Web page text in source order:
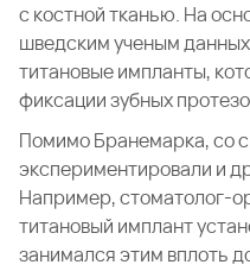
с костной тканью. На
шведским ученым
титановые импланты,
фиксации зубных
Помимо Бранемарка, со
экспериментировали и
Например, стоматолог-
титановый имплант
занимался этим вплоть